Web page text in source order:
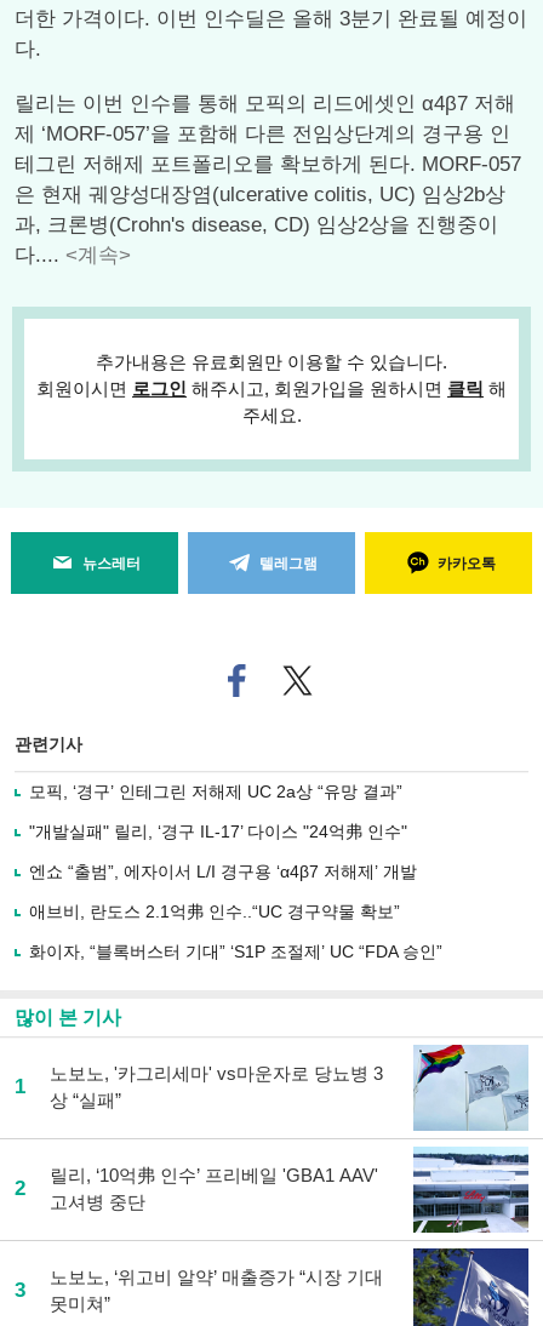
더한 가격이다. 이번 인수딜은 올해 3분기 완료될 예정이
다.
릴리는 이번 인수를 통해 모픽의 리드에셋인 α4β7 저해
제 ‘MORF-057’을 포함해 다른 전임상단계의 경구용 인
테그린 저해제 포트폴리오를 확보하게 된다. MORF-057
은 현재 궤양성대장염(ulcerative colitis, UC) 임상2b상
과, 크론병(Crohn's disease, CD) 임상2상을 진행중이
다.... <계속>
추가내용은 유료회원만 이용할 수 있습니다.
회원이시면 로그인 해주시고, 회원가입을 원하시면 클릭 해
주세요.
뉴스레터 텔레그램 카카오톡
페
이
로
기
사
유
기
트위
터로
관련기사
모픽, ‘경구’ 인테그린 저해제 UC 2a상 “유망 결과”
"개발실패" 릴리, ‘경구 IL-17’ 다이스 "24억弗 인수"
엔쇼 “출범”, 에자이서 L/I 경구용 ‘α4β7 저해제’ 개발
애브비, 란도스 2.1억弗 인수..“UC 경구약물 확보”
화이자, “블록버스터 기대” ‘S1P 조절제’ UC “FDA 승인”
많이 본 기사
1
노보노, '카그리세마' vs마운자로 당뇨병 3
상 “실패”
2
릴리, ‘10억弗 인수’ 프리베일 'GBA1 AAV'
고셔병 중단
3
노보노, ‘위고비 알약’ 매출증가 “시장 기대
못미쳐”